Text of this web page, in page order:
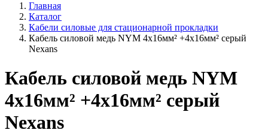
Главная
Каталог
Кабели силовые для стационарной прокладки
Кабель силовой медь NYM 4x16мм² +4x16мм² серый
Nexans
Кабель силовой медь NYM
4x16мм² +4x16мм² серый
Nexans